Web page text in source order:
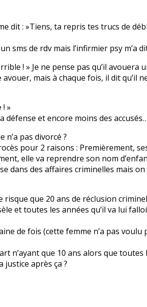
dit : »Tiens, ta repris tes trucs de
de rdv mais l’infirmier psy m’a
! » Je ne pense pas qu’il
mais à chaque fois, il dit qu’il
»
défense et encore moins des accusés…
pas divorcé ?
pour 2 raisons : Premièrement,
elle va reprendre son nom
dans des affaires criminelles mais
que 20 ans de réclusion
et toutes les années qu’il va lui
de fois (cette femme n’a pas
n’ayant que 10 ans alors que
justice après ça ?